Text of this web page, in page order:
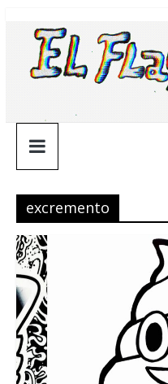
contenido
¯\_(ツ)_/
¯
excremento